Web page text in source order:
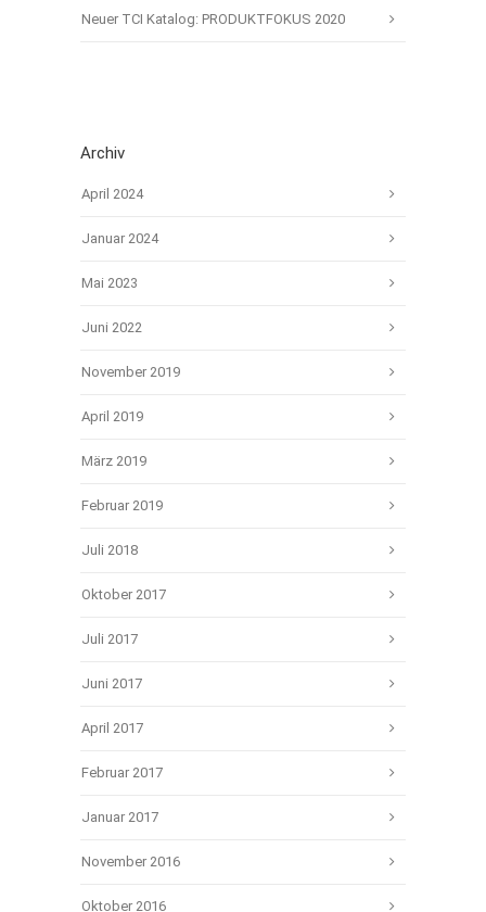
Neuer TCI Katalog: PRODUKTFOKUS 2020
Archiv
April 2024
Januar 2024
Mai 2023
Juni 2022
November 2019
April 2019
März 2019
Februar 2019
Juli 2018
Oktober 2017
Juli 2017
Juni 2017
April 2017
Februar 2017
Januar 2017
November 2016
Oktober 2016